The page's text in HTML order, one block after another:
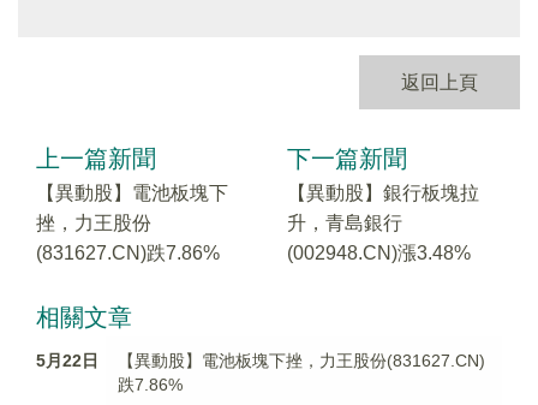
返回上頁
上一篇新聞
【異動股】電池板塊下
挫，力王股份
(831627.CN)跌7.86%
下一篇新聞
【異動股】銀行板塊拉
升，青島銀行
(002948.CN)漲3.48%
相關文章
5月22日
【異動股】電池板塊下挫，力王股份(831627.CN)
跌7.86%